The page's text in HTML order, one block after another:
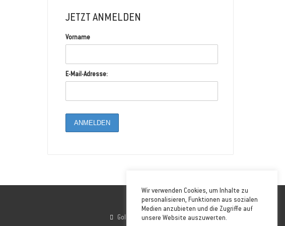
JETZT ANMELDEN
Vorname
E-Mail-Adresse:
Golfstrasse 6, 26506 Norden
Wir verwenden Cookies, um Inhalte zu
personalisieren, Funktionen aus sozialen
Medien anzubieten und die Zugriffe auf
unsere Website auszuwerten.